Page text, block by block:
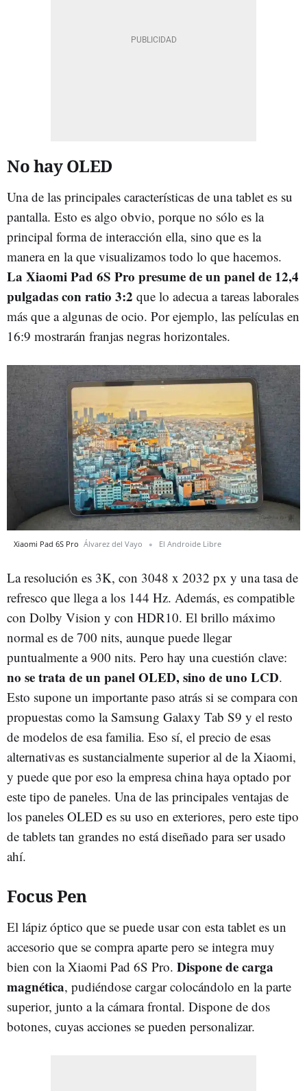
No hay OLED
Una de las principales características de una tablet es su
pantalla. Esto es algo obvio, porque no sólo es la
principal forma de interacción ella, sino que es la
manera en la que visualizamos todo lo que hacemos.
La Xiaomi Pad 6S Pro presume de un panel de 12,4
pulgadas con ratio 3:2 que lo adecua a tareas laborales
más que a algunas de ocio. Por ejemplo, las películas en
16:9 mostrarán franjas negras horizontales.
Xiaomi Pad 6S Pro Álvarez del Vayo El Androide Libre
La resolución es 3K, con 3048 x 2032 px y una tasa de
refresco que llega a los 144 Hz. Además, es compatible
con Dolby Vision y con HDR10. El brillo máximo
normal es de 700 nits, aunque puede llegar
puntualmente a 900 nits. Pero hay una cuestión clave:
no se trata de un panel OLED, sino de uno LCD.
Esto supone un importante paso atrás si se compara con
propuestas como la Samsung Galaxy Tab S9 y el resto
de modelos de esa familia. Eso sí, el precio de esas
alternativas es sustancialmente superior al de la Xiaomi,
y puede que por eso la empresa china haya optado por
este tipo de paneles. Una de las principales ventajas de
los paneles OLED es su uso en exteriores, pero este tipo
de tablets tan grandes no está diseñado para ser usado
ahí.
Focus Pen
El lápiz óptico que se puede usar con esta tablet es un
accesorio que se compra aparte pero se integra muy
bien con la Xiaomi Pad 6S Pro. Dispone de carga
magnética, pudiéndose cargar colocándolo en la parte
superior, junto a la cámara frontal. Dispone de dos
botones, cuyas acciones se pueden personalizar.